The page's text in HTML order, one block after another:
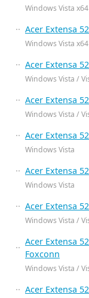
Windows Vista x64
Acer Extensa
Windows Vista x64
Acer Extensa
Windows Vista /
Acer Extensa
Windows Vista /
Acer Extensa
Windows Vista
Acer Extensa
Windows Vista
Acer Extensa
Windows Vista /
Acer Extensa
Foxconn
Windows Vista /
Acer Extensa